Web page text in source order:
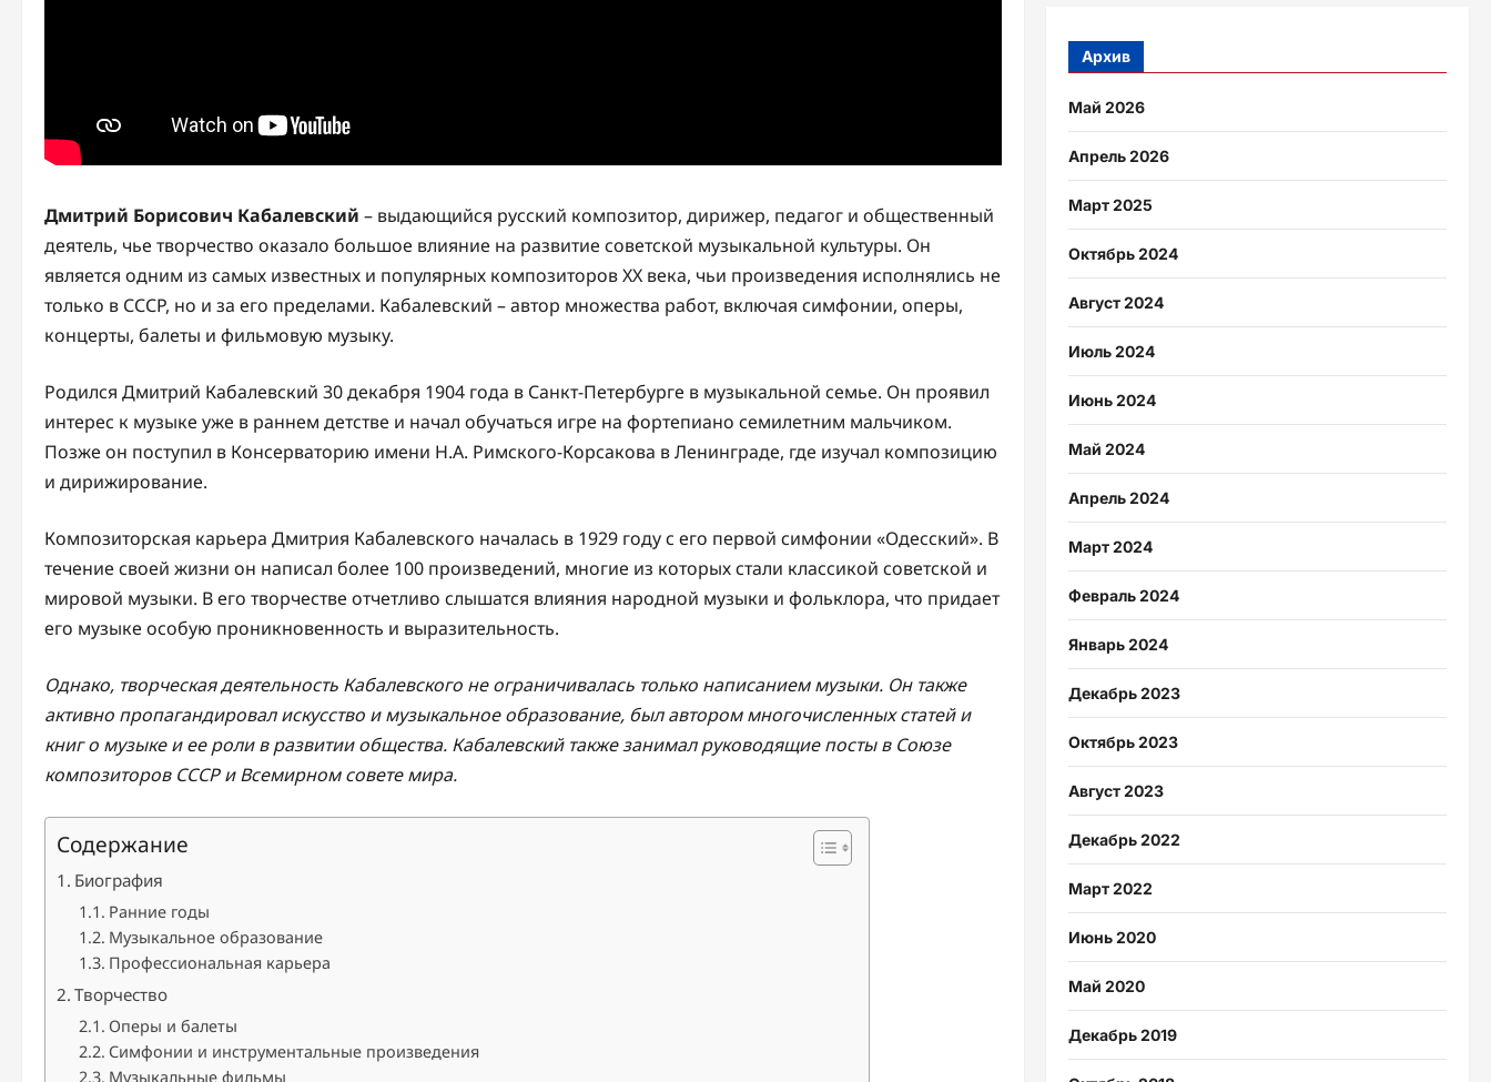
Дмитрий Борисович Кабалевский – выдающийся русский композитор, дирижер, педагог и общественный
деятель, чье творчество оказало большое влияние на развитие советской музыкальной культуры. Он
является одним из самых известных и популярных композиторов XX века, чьи произведения исполнялись не
только в СССР, но и за его пределами. Кабалевский – автор множества работ, включая симфонии, оперы,
концерты, балеты и фильмовую музыку.
Родился Дмитрий Кабалевский 30 декабря 1904 года в Санкт-Петербурге в музыкальной семье. Он проявил
интерес к музыке уже в раннем детстве и начал обучаться игре на фортепиано семилетним мальчиком.
Позже он поступил в Консерваторию имени Н.А. Римского-Корсакова в Ленинграде, где изучал композицию
и дирижирование.
Композиторская карьера Дмитрия Кабалевского началась в 1929 году с его первой симфонии «Одесский». В
течение своей жизни он написал более 100 произведений, многие из которых стали классикой советской и
мировой музыки. В его творчестве отчетливо слышатся влияния народной музыки и фольклора, что придает
его музыке особую проникновенность и выразительность.
Однако, творческая деятельность Кабалевского не ограничивалась только написанием музыки. Он также
активно пропагандировал искусство и музыкальное образование, был автором многочисленных статей и
книг о музыке и ее роли в развитии общества. Кабалевский также занимал руководящие посты в Союзе
композиторов СССР и Всемирном совете мира.
Содержание
Биография
Ранние годы
Музыкальное образование
Профессиональная карьера
Творчество
Оперы и балеты
Симфонии и инструментальные произведения
Музыкальные фильмы
Архив
Май 2026
Апрель 2026
Март 2025
Октябрь 2024
Август 2024
Июль 2024
Июнь 2024
Май 2024
Апрель 2024
Март 2024
Февраль 2024
Январь 2024
Декабрь 2023
Октябрь 2023
Август 2023
Декабрь 2022
Март 2022
Июнь 2020
Май 2020
Декабрь 2019